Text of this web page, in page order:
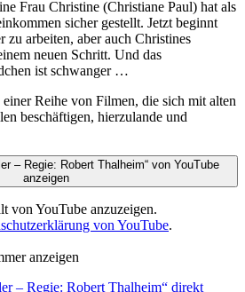
Frau Christine (Christiane Paul) hat als
sicher gestellt. Jetzt beginnt
zu arbeiten, aber auch Christines
neuen Schritt. Und das
ist schwanger …
Reihe von Filmen, die sich mit alten
beschäftigen, hierzulande und
– Regie: Robert Thalheim“ von YouTube
anzeigen
von YouTube anzuzeigen.
von YouTube.
anzeigen
– Regie: Robert Thalheim“ direkt